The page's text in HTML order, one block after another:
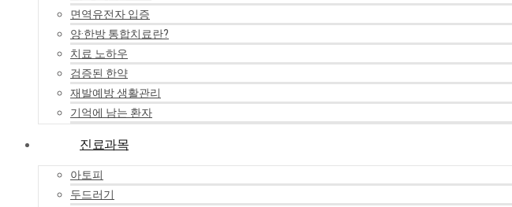
면역유전자 입증
양·한방 통합치료란?
치료 노하우
검증된 한약
재발예방 생활관리
기억에 남는 환자
진료과목
아토피
두드러기